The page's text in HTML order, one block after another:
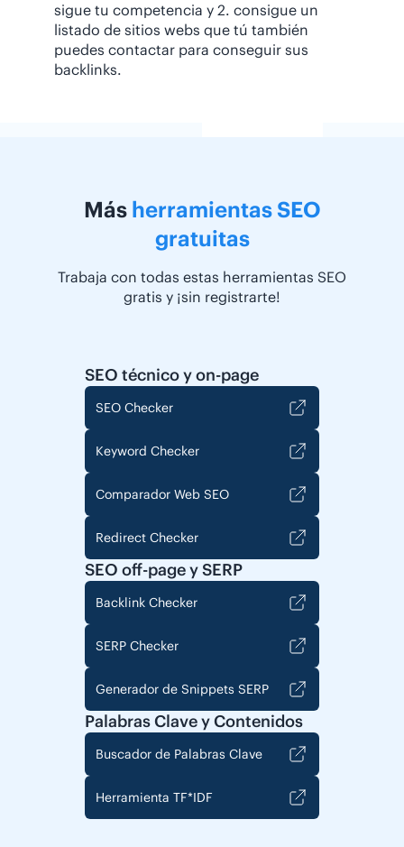
sigue tu competencia y 2. consigue un
listado de sitios webs que tú también
puedes contactar para conseguir sus
backlinks.
Más herramientas SEO
gratuitas
Trabaja con todas estas herramientas SEO
gratis y ¡sin registrarte!
SEO técnico y on-page
SEO Checker
Keyword Checker
Comparador Web SEO
Redirect Checker
SEO off-page y SERP
Backlink Checker
SERP Checker
Generador de Snippets SERP
Palabras Clave y Contenidos
Buscador de Palabras Clave
Herramienta TF*IDF